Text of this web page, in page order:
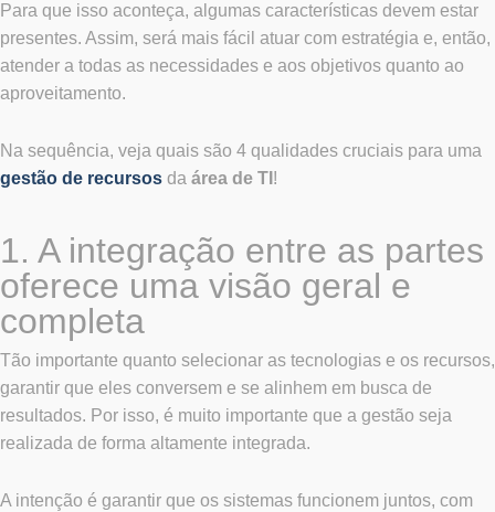
Para que isso aconteça, algumas características devem estar
presentes. Assim, será mais fácil atuar com estratégia e, então,
atender a todas as necessidades e aos objetivos quanto ao
aproveitamento.
Na sequência, veja quais são 4 qualidades cruciais para uma
gestão de recursos da área de TI !
1. A integração entre as partes
oferece uma visão geral e
completa
Tão importante quanto selecionar as tecnologias e os recursos,
garantir que eles conversem e se alinhem em busca de
resultados. Por isso, é muito importante que a gestão seja
realizada de forma altamente integrada.
A intenção é garantir que os sistemas funcionem juntos, com